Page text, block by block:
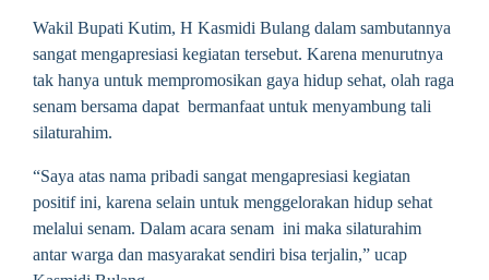
Wakil Bupati Kutim, H Kasmidi Bulang dalam sambutannya
sangat mengapresiasi kegiatan tersebut. Karena menurutnya
tak hanya untuk mempromosikan gaya hidup sehat, olah raga
senam bersama dapat bermanfaat untuk menyambung tali
silaturahim.
“Saya atas nama pribadi sangat mengapresiasi kegiatan
positif ini, karena selain untuk menggelorakan hidup sehat
melalui senam. Dalam acara senam ini maka silaturahim
antar warga dan masyarakat sendiri bisa terjalin,” ucap